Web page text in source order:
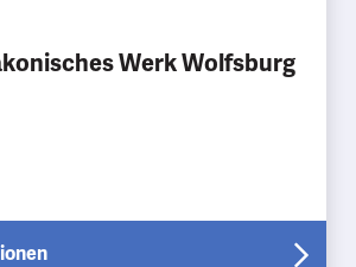
Werk Wolfsburg